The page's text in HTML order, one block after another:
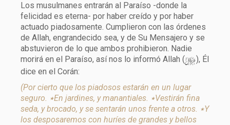
Los musulmanes entrarán al Paraíso -donde la
felicidad es eterna- por haber creído y por haber
actuado piadosamente. Cumplieron con las órdenes
de Allah, engrandecido sea, y de Su Mensajero y se
abstuvieron de lo que ambos prohibieron. Nadie
morirá en el Paraíso, así nos lo informó Allah (y), Él
dice en el Corán:
(Por cierto que los piadosos estarán en un lugar
seguro. ٭En jardines, y manantiales. ٭Vestirán fina
seda, y brocado, y se sentarán unos frente a otros. ٭Y
los desposaremos con huríes de grandes y bellos